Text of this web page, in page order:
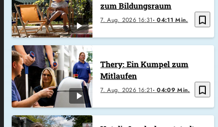
bookmark_border
7. Aug. 2026 16:31 04:11 Min.
zum Bildungsraum
bookmark_border
7. Aug. 2026 16:21 04:09 Min.
Thery: Ein Kumpel zum
Mitlaufen